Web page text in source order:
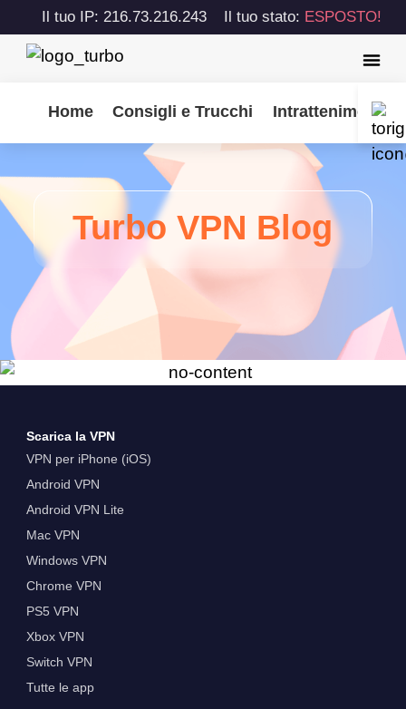
Il tuo IP: 216.73.216.243 Il tuo stato: ESPOSTO!
Home Consigli e Trucchi Intrattenimento
Turbo VPN Blog
Scarica la VPN
VPN per iPhone (iOS)
Android VPN
Android VPN Lite
Mac VPN
Windows VPN
Chrome VPN
PS5 VPN
Xbox VPN
Switch VPN
Tutte le app